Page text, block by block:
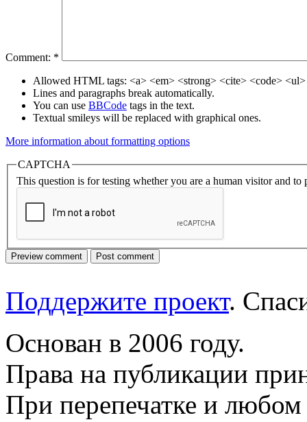
Comment: *
Allowed HTML tags: <a> <em> <strong> <cite> <code>
Lines and paragraphs break automatically.
You can use BBCode tags in the text.
Textual smileys will be replaced with graphical ones.
More information about formatting options
CAPTCHA
This question is for testing whether you are a human visitor and to
Поддержите проект.
Основан в 2006 году.
Права на публикации
При перепечатке и